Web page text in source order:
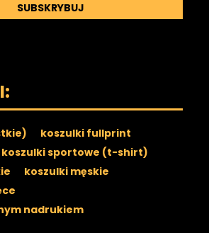
SUBSKRYBUJ
koszulki fullprint
koszulki sportowe (t-shirt)
koszulki męskie
nadrukiem